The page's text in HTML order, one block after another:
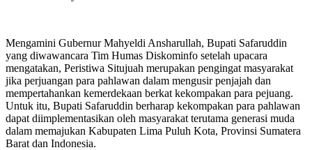
Mengamini Gubernur Mahyeldi Ansharullah, Bupati Safaruddin
yang diwawancara Tim Humas Diskominfo setelah upacara
mengatakan, Peristiwa Situjuah merupakan pengingat masyarakat
jika perjuangan para pahlawan dalam mengusir penjajah dan
mempertahankan kemerdekaan berkat kekompakan para pejuang.
Untuk itu, Bupati Safaruddin berharap kekompakan para pahlawan
dapat diimplementasikan oleh masyarakat terutama generasi muda
dalam memajukan Kabupaten Lima Puluh Kota, Provinsi Sumatera
Barat dan Indonesia.